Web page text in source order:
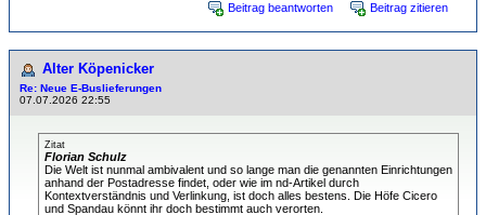
Beitrag beantworten Beitrag zitieren
Alter Köpenicker
Re: Neue E-Buslieferungen
07.07.2026 22:55
Zitat
Florian Schulz
Die Welt ist nunmal ambivalent und so lange man die genannten Einrichtungen
anhand der Postadresse findet, oder wie im nd-Artikel durch
Kontextverständnis und Verlinkung, ist doch alles bestens. Die Höfe Cicero
und Spandau könnt ihr doch bestimmt auch verorten.